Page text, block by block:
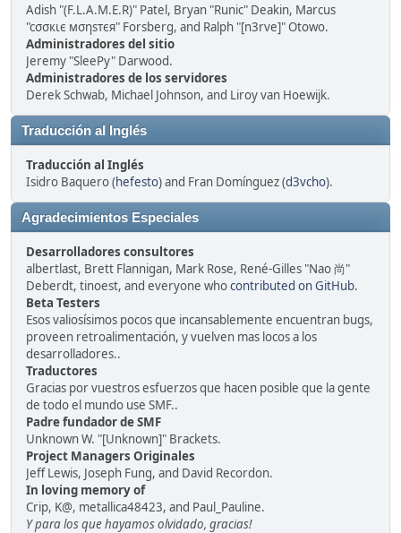
Adish "(F.L.A.M.E.R)" Patel, Bryan "Runic" Deakin, Marcus
"cσσкιє мσηѕтєя" Forsberg, and Ralph "[n3rve]" Otowo.
Administradores del sitio
Jeremy "SleePy" Darwood.
Administradores de los servidores
Derek Schwab, Michael Johnson, and Liroy van Hoewijk.
Traducción al Inglés
Traducción al Inglés
Isidro Baquero (hefesto) and Fran Domínguez (d3vcho).
Agradecimientos Especiales
Desarrolladores consultores
albertlast, Brett Flannigan, Mark Rose, René-Gilles "Nao 尚"
Deberdt, tinoest, and everyone whocontributed on GitHub.
Beta Testers
Esos valiosísimos pocos que incansablemente encuentran bugs,
proveen retroalimentación, y vuelven mas locos a los
desarrolladores..
Traductores
Gracias por vuestros esfuerzos que hacen posible que la gente
de todo el mundo use SMF..
Padre fundador de SMF
Unknown W. "[Unknown]" Brackets.
Project Managers Originales
Jeff Lewis, Joseph Fung, and David Recordon.
In loving memory of
Crip, K@, metallica48423, and Paul_Pauline.
Y para los que hayamos olvidado, gracias!